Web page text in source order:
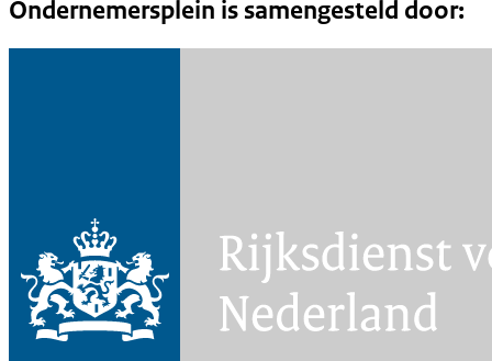
Ondernemersplein is samengesteld door: